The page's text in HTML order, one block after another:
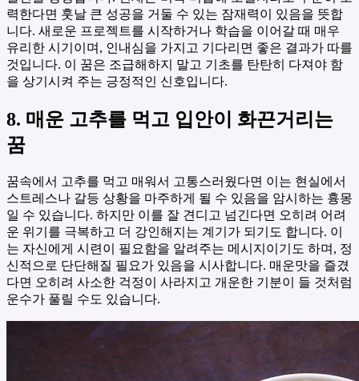
력한다면 훗날 큰 성공을 거둘 수 있는 잠재력이 있음을 뜻합
니다. 새로운 프로젝트를 시작하거나 학습을 이어갈 때 매우
유리한 시기이며, 인내심을 가지고 기다리면 좋은 결과가 따를
것입니다. 이 꿈은 조급해하지 말고 기초를 탄탄히 다져야 함
을 상기시켜 주는 긍정적인 신호입니다.
8. 매운 고추를 먹고 입안이 화끈거리는
꿈
꿈속에서 고추를 먹고 매워서 고통스러웠다면 이는 현실에서
스트레스나 갈등 상황을 마주하게 될 수 있음을 암시하는 흉몽
일 수 있습니다. 하지만 이를 잘 견디고 넘긴다면 오히려 어려
운 위기를 극복하고 더 강인해지는 계기가 되기도 합니다. 이
는 자신에게 시련이 필요함을 알려주는 메시지이기도 하며, 정
신적으로 단단해질 필요가 있음을 시사합니다. 매운맛을 즐겼
다면 오히려 사소한 걱정이 사라지고 개운한 기분이 들 것처럼
운수가 풀릴 수도 있습니다.